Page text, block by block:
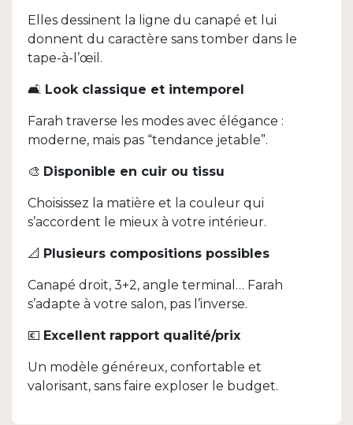
Elles dessinent la ligne du canapé et lui
donnent du caractère sans tomber dans le
tape-à-l’œil.
🛋️ Look classique et intemporel
Farah traverse les modes avec élégance :
moderne, mais pas “tendance jetable”.
🎨 Disponible en cuir ou tissu
Choisissez la matière et la couleur qui
s’accordent le mieux à votre intérieur.
📐 Plusieurs compositions possibles
Canapé droit, 3+2, angle terminal… Farah
s’adapte à votre salon, pas l’inverse.
💶 Excellent rapport qualité/prix
Un modèle généreux, confortable et
valorisant, sans faire exploser le budget.